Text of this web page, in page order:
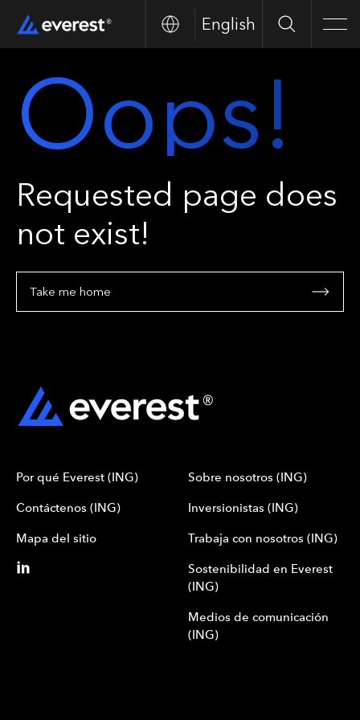
English Buscar
Oops!
Requested page does
not exist!
Take me home
Por qué Everest (ING)
Contáctenos (ING)
Mapa del sitio
Sobre nosotros (ING)
Inversionistas (ING)
Trabaja con nosotros (ING)
Sostenibilidad en Everest
(ING)
Medios de comunicación
(ING)